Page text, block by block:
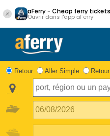
aFerry - Cheap ferry tickets
Ouvrir dans l'app aFerry
Retour Aller Simple